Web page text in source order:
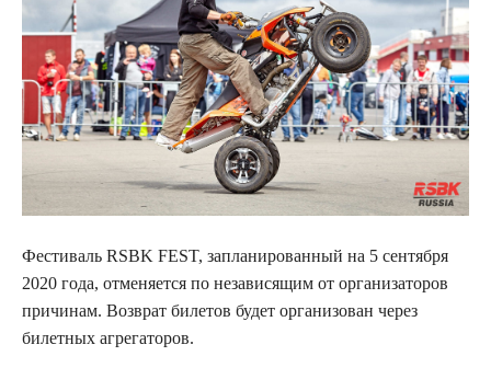
Фестиваль RSBK FEST, запланированный на 5 сентября
2020 года, отменяется по независящим от организаторов
причинам. Возврат билетов будет организован через
билетных агрегаторов.